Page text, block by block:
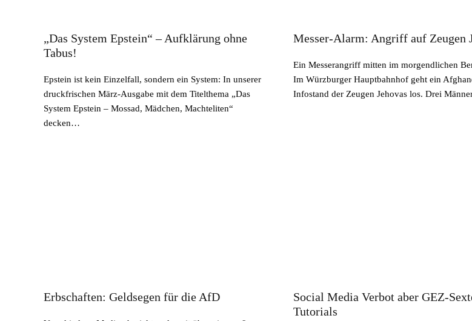
„Das System Epstein“ – Aufklärung ohne
Tabus!
Epstein ist kein Einzelfall, sondern ein System: In unserer
druckfrischen März-Ausgabe mit dem Titelthema „Das
System Epstein – Mossad, Mädchen, Machteliten“
decken…
Messer-Alarm: Angriff auf Zeugen
Ein Messerangriff mitten im morgendlichen
Im Würzburger Hauptbahnhof geht ein
Infostand der Zeugen Jehovas los. Drei
Erbschaften: Geldsegen für die AfD
Social Media Verbot aber GEZ-
Tutorials